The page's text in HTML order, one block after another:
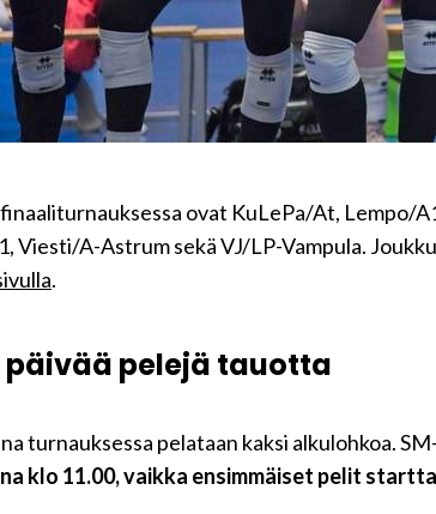
ovat KuLePa/At, Lempo/
Viesti/A-Astrum sekä VJ/LP-Vampula.
.
päivää pelejä tauotta
turnauksessa pelataan kaksi alkulohkoa.
klo 11.00, vaikka ensimmäiset pelit